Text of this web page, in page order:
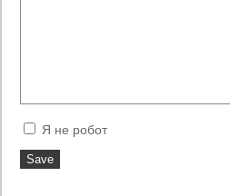
Я не робот